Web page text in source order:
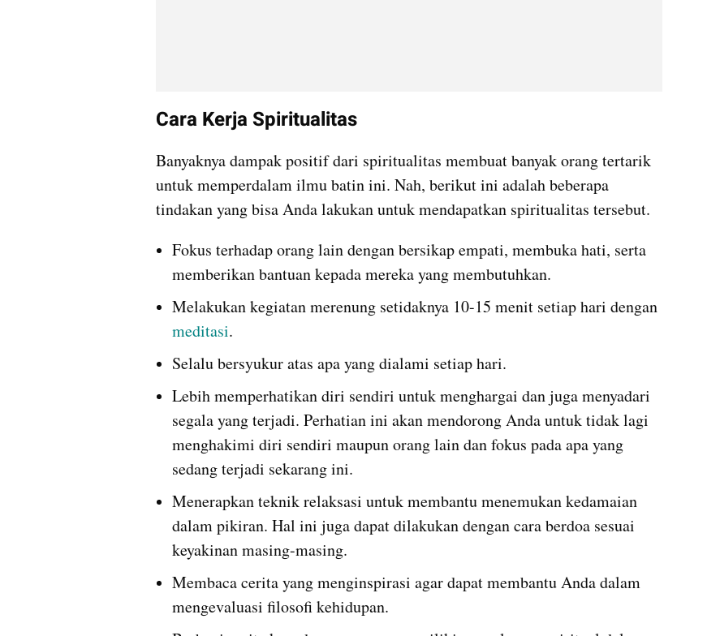
Cara Kerja Spiritualitas
Banyaknya dampak positif dari spiritualitas membuat banyak orang tertarik
untuk memperdalam ilmu batin ini. Nah, berikut ini adalah beberapa
tindakan yang bisa Anda lakukan untuk mendapatkan spiritualitas tersebut.
Fokus terhadap orang lain dengan bersikap empati, membuka hati, serta
memberikan bantuan kepada mereka yang membutuhkan.
meditasi.
Selalu bersyukur atas apa yang dialami setiap hari.
Lebih memperhatikan diri sendiri untuk menghargai dan juga menyadari
segala yang terjadi. Perhatian ini akan mendorong Anda untuk tidak lagi
menghakimi diri sendiri maupun orang lain dan fokus pada apa yang
sedang terjadi sekarang ini.
Menerapkan teknik relaksasi untuk membantu menemukan kedamaian
dalam pikiran. Hal ini juga dapat dilakukan dengan cara berdoa sesuai
keyakinan masing-masing.
Membaca cerita yang menginspirasi agar dapat membantu Anda dalam
mengevaluasi filosofi kehidupan.